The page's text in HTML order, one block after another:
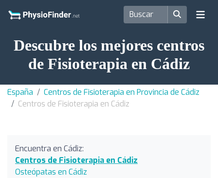
Descubre los mejores centros
de Fisioterapia en Cádiz
España
Centros de Fisioterapia en Provincia de Cádiz
Centros de Fisioterapia en Cádiz
Encuentra en Cádiz:
Centros de Fisioterapia en Cádiz
Osteópatas en Cádiz